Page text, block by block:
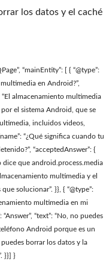
los datos y el caché
“mainEntity”: [ { “@type”:
multimedia en Android?”,
“El almacenamiento multimedia
el sistema Android, que se
incluidos videos,
“¿Qué significa cuando tu
“acceptedAnswer”: {
dice que android.process.media
multimedia y el
solucionar”. }}, { “@type”:
multimedia en mi
“text”: “No, no puedes
Android porque es un
borrar los datos y la
}}] }